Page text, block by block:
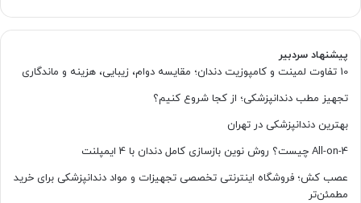
پیشنهاد سردبیر
10 تفاوت لمینت و کامپوزیت دندان؛ مقایسه دوام، زیبایی، هزینه و ماندگاری
تجهیز مطب دندانپزشکی؛ از کجا شروع کنیم؟
بهترین دندانپزشکی در تهران
All-on-4 چیست؟ روش نوین بازسازی کامل دندان با 4 ایمپلنت
عصب کش؛ فروشگاه اینترنتی تخصصی تجهیزات و مواد دندانپزشکی برای خرید
مطمئن‌تر